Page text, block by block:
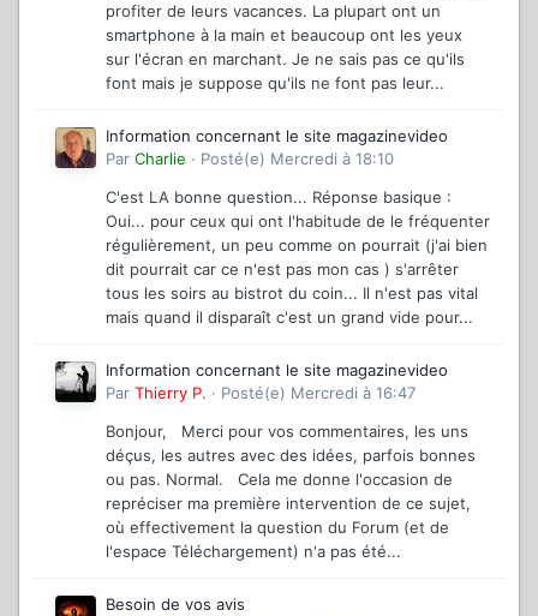
profiter de leurs vacances. La plupart ont un
smartphone à la main et beaucoup ont les yeux
sur l'écran en marchant. Je ne sais pas ce qu'ils
font mais je suppose qu'ils ne font pas leur...
Information concernant le site magazinevideo
Par Charlie · Posté(e) Mercredi à 18:10
C'est LA bonne question... Réponse basique :
Oui... pour ceux qui ont l'habitude de le fréquenter
régulièrement, un peu comme on pourrait (j'ai bien
dit pourrait car ce n'est pas mon cas ) s'arrêter
tous les soirs au bistrot du coin... Il n'est pas vital
mais quand il disparaît c'est un grand vide pour...
Information concernant le site magazinevideo
Par Thierry P. · Posté(e) Mercredi à 16:47
Bonjour, Merci pour vos commentaires, les uns
déçus, les autres avec des idées, parfois bonnes
ou pas. Normal. Cela me donne l'occasion de
repréciser ma première intervention de ce sujet,
où effectivement la question du Forum (et de
l'espace Téléchargement) n'a pas été...
Besoin de vos avis